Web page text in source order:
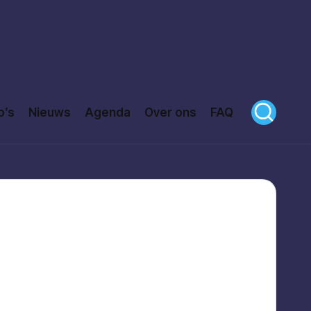
Nieuws Agenda Over ons FAQ